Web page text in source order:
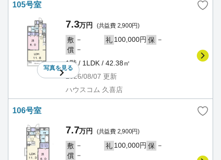
105号室
写真を見る
7.3万円 (共益費 2,900円)
敷 － 礼 100,000円 保 －
償 －
1階 / 1LDK / 42.38㎡
2026/08/07 更新
ハウスコム 久喜店
106号室
7.7万円 (共益費 2,900円)
敷 － 礼 100,000円 保 －
償 －